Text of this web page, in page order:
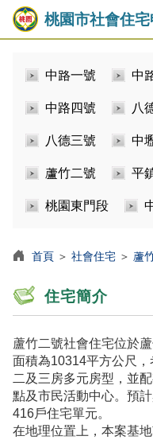
桃園市社會住
中路一號 中
中路四號 八
八德三號 中
蘆竹二號 平
桃園東門段
首頁 ＞ 社會住宅 ＞ 蘆
住宅簡介
蘆竹二號社會住宅位於
面積為10314平方公尺，
二及三房多元房型，並
點及市民活動中心。預
416戶住宅單元。
在地理位置上，本案基